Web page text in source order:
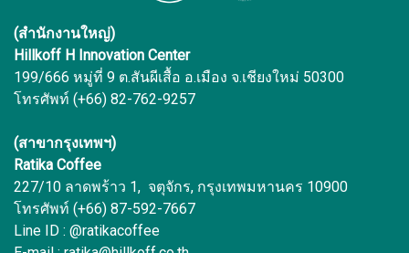
(สำนักงานใหญ่)
Hillkoff H Innovation Center
199/666 หมู่ที่ 9 ต.สันผีเสื้อ อ.เมือง จ.เชียงใหม่ 50300
โทรศัพท์ (+66) 82-762-9257
(สาขากรุงเทพฯ)
Ratika Coffee
227/10 ลาดพร้าว 1, จตุจักร, กรุงเทพมหานคร 10900
โทรศัพท์ (+66) 87-592-7667
Line ID : @ratikacoffee